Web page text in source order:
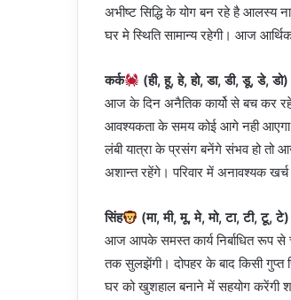
अभीष्ट सिद्धि के योग बन रहे है आलस्य
घर मे स्थिति सामान्य रहेगी। आज
कर्क
(ही, हू, हे, हो, डा, डी, डू, डे, डो)
आज के दिन अनैतिक कार्यो से बच कर
आवश्यकता के समय कोई आगे नही आएगा।
लंबी यात्रा के प्रसंग बनेंगे संभव हो तो
अशान्त रहेंगे। परिवार में अनावश्यक
सिंह
(मा, मी, मू, मे, मो, टा, टी, टू, टे)
आज आपके समस्त कार्य निर्बाधित रूप
तक सुलझेंगी। दोपहर के बाद किसी गुप्त
घर को खुशहाल बनाने में सहयोग करेंगी